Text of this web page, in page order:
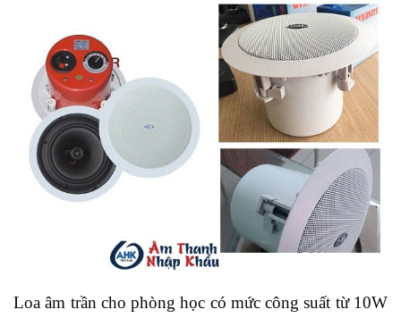
Loa âm trần cho phòng học có mức công suất từ 10W